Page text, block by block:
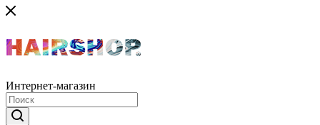
Интернет-магазин